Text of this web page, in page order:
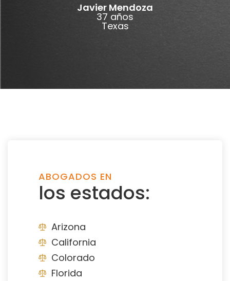
Javier Mendoza
37 años
Texas
ABOGADOS EN
los estados:
Arizona
California
Colorado
Florida